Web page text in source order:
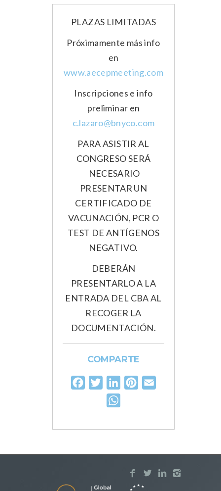
PLAZAS LIMITADAS
Próximamente más info
en
www.aecepmeeting.com
Inscripciones e info
preliminar en
c.lazaro@bnyco.com
PARA ASISTIR AL
CONGRESO SERÁ
NECESARIO
PRESENTAR UN
CERTIFICADO DE
VACUNACIÓN, PCR O
TEST DE ANTÍGENOS
NEGATIVO.
DEBERÁN
PRESENTARLO A LA
ENTRADA DEL CBA AL
RECOGER LA
DOCUMENTACIÓN.
COMPARTE
FacebookTwitterLinkedInPinterest